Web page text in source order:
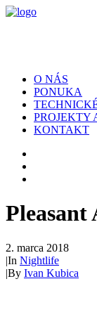
O NÁS
PONUKA
PROJEKTY
KONTAKT
Pleasant
2. marca 2018
|In Nightlife
|By Ivan Kubica